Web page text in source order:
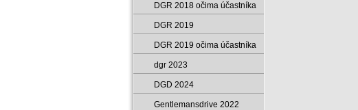
DGR 2018 očima účastníka
DGR 2019
DGR 2019 očima účastníka
dgr 2023
DGD 2024
Gentlemansdrive 2022